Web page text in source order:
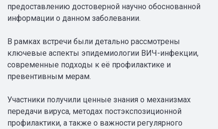
предоставлению достоверной научно обоснованной
информации о данном заболевании.
В рамках встречи были детально рассмотрены
ключевые аспекты эпидемиологии ВИЧ-инфекции,
современные подходы к её профилактике и
превентивным мерам.
Участники получили ценные знания о механизмах
передачи вируса, методах постэкспозиционной
профилактики, а также о важности регулярного